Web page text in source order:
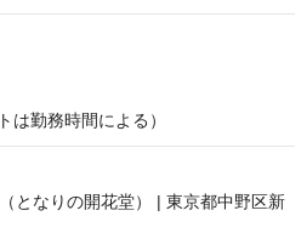
は勤務時間による）